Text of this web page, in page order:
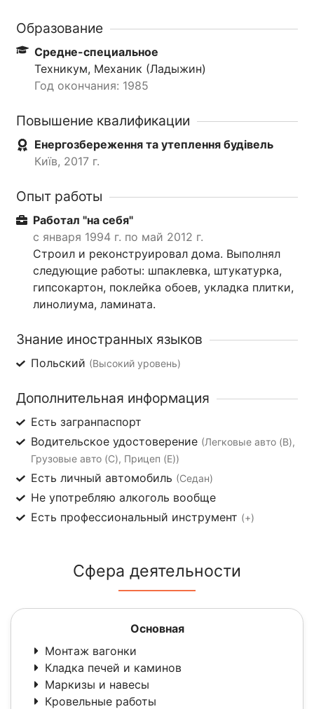
Образование
Средне-специальное
Техникум, Механик (Ладыжин)
Год окончания: 1985
Повышение квалификации
Енергозбереження та утеплення будівель
Київ, 2017 г.
Опыт работы
Работал "на себя"
с января 1994 г. по май 2012 г.
Строил и реконструировал дома. Выполнял
следующие работы: шпаклевка, штукатурка,
гипсокартон, поклейка обоев, укладка плитки,
линолиума, ламината.
Знание иностранных языков
Польский (Высокий уровень)
Дополнительная информация
Есть загранпаспорт
Водительское удостоверение (Легковые авто (B),
Грузовые авто (C), Прицеп (E))
Есть личный автомобиль (Седан)
Не употребляю алкоголь вообще
Есть профессиональный инструмент (+)
Сфера деятельности
Основная
Монтаж вагонки
Кладка печей и каминов
Маркизы и навесы
Кровельные работы